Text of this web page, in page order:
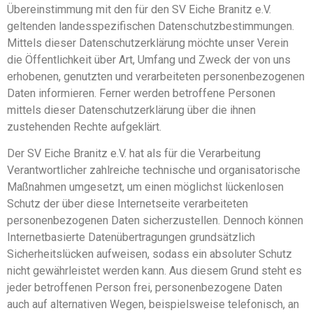
Übereinstimmung mit den für den SV Eiche Branitz e.V.
geltenden landesspezifischen Datenschutzbestimmungen.
Mittels dieser Datenschutzerklärung möchte unser Verein
die Öffentlichkeit über Art, Umfang und Zweck der von uns
erhobenen, genutzten und verarbeiteten personenbezogenen
Daten informieren. Ferner werden betroffene Personen
mittels dieser Datenschutzerklärung über die ihnen
zustehenden Rechte aufgeklärt.
Der SV Eiche Branitz e.V. hat als für die Verarbeitung
Verantwortlicher zahlreiche technische und organisatorische
Maßnahmen umgesetzt, um einen möglichst lückenlosen
Schutz der über diese Internetseite verarbeiteten
personenbezogenen Daten sicherzustellen. Dennoch können
Internetbasierte Datenübertragungen grundsätzlich
Sicherheitslücken aufweisen, sodass ein absoluter Schutz
nicht gewährleistet werden kann. Aus diesem Grund steht es
jeder betroffenen Person frei, personenbezogene Daten
auch auf alternativen Wegen, beispielsweise telefonisch, an